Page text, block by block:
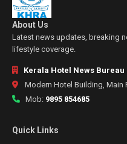
About Us
Latest news updates, breaking
lifestyle coverage.
Kerala Hotel News Bureau
Modern Hotel Building, Main
Mob: 9895 854685
Quick Links